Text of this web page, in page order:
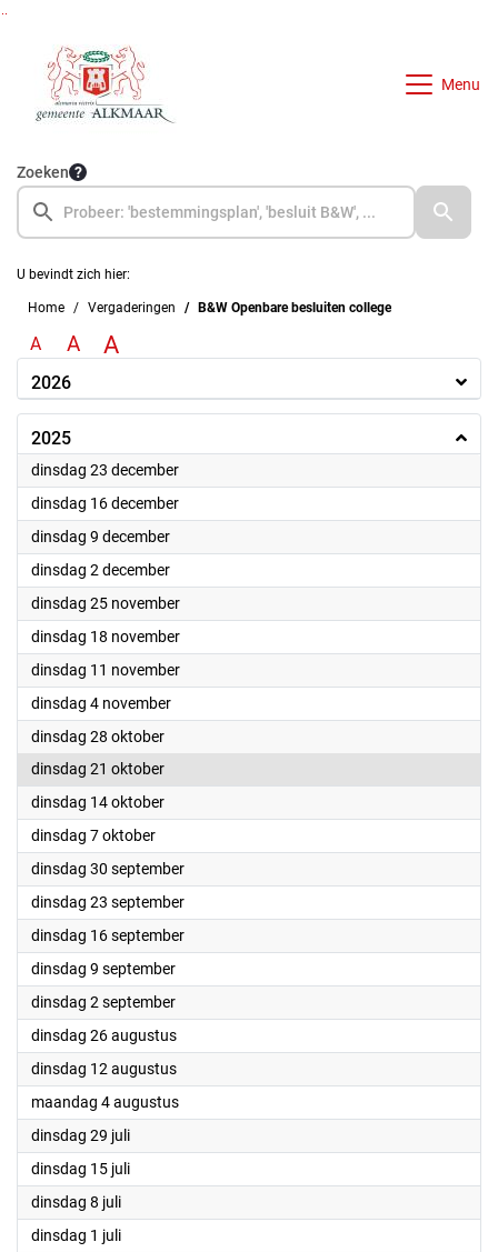
Menu
Zoeken
U bevindt zich hier:
Home Vergaderingen B&W Openbare besluiten college
A A A
2026
2025
dinsdag 23 december2025
dinsdag 16 december2025
dinsdag 9 december2025
dinsdag 2 december2025
dinsdag 25 november2025
dinsdag 18 november2025
dinsdag 11 november2025
dinsdag 4 november2025
dinsdag 28 oktober2025
dinsdag 21 oktober2025
dinsdag 14 oktober2025
dinsdag 7 oktober2025
dinsdag 30 september2025
dinsdag 23 september2025
dinsdag 16 september2025
dinsdag 9 september2025
dinsdag 2 september2025
dinsdag 26 augustus2025
dinsdag 12 augustus2025
maandag 4 augustus2025
dinsdag 29 juli2025
dinsdag 15 juli2025
dinsdag 8 juli2025
dinsdag 1 juli2025